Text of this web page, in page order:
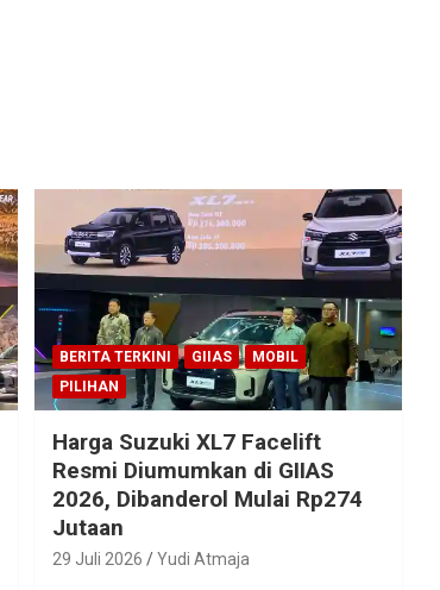
BERITA TERKINI GIIAS
MOBIL
PILIHAN
Harga Suzuki XL7 Facelift
Resmi Diumumkan di GIIAS
2026, Dibanderol Mulai Rp274
Jutaan
29 Juli 2026 Yudi Atmaja